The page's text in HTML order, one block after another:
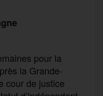
pour la
la Grande-
cour de justice